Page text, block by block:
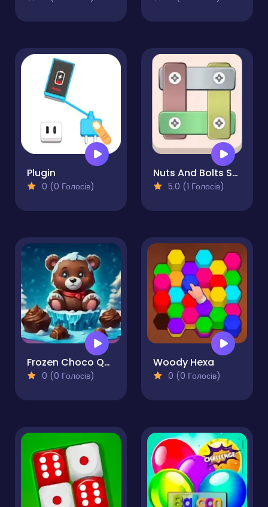
Plugin
0 (0 Голосів)
Nuts And Bolts Screw Puzzle
5.0 (1 Голосів)
Frozen Choco Quest
0 (0 Голосів)
Woody Hexa
0 (0 Голосів)